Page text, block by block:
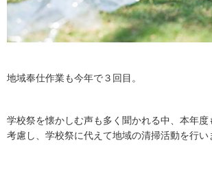
地域奉仕作業も今年で３回目。
学校祭を懐かしむ声も多く聞かれる中、本年
考慮し、学校祭に代えて地域の清掃活動を行い